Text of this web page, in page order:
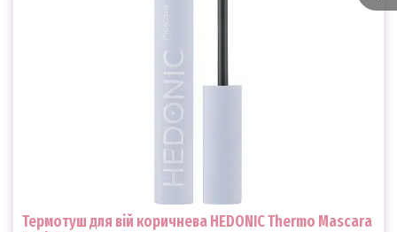
Термотуш для вій коричнева HEDONIC Thermo Mascara